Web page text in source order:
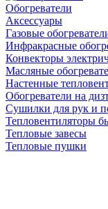
Обогреватели
Аксессуары
Газовые
Инфракрасные
Конвекторы
Масляные
Настенные
Обогреватели на
Сушилки для рук и
Тепловентиляторы
Тепловые завесы
Тепловые пушки